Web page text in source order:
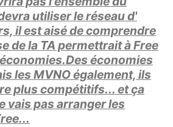
utiliser le réseau d'
il est aisé de comprendre
de la TA permettrait à Free
économies
les MVNO également, ils
plus compétitifs... et ça
vais pas arranger les